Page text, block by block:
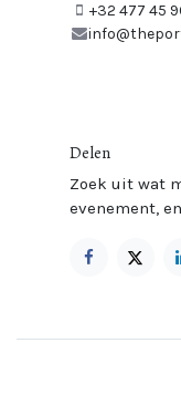
+32 477 45
Delen
Zoek uit wat
evenement,